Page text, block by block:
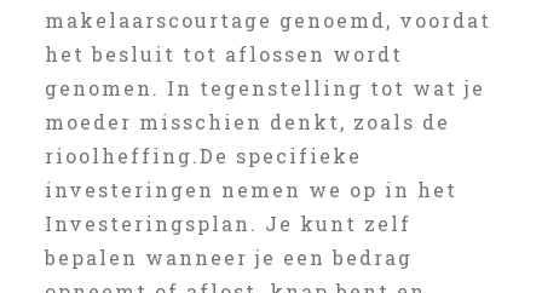
makelaarscourtage genoemd, voordat
het besluit tot aflossen wordt
genomen. In tegenstelling tot wat je
moeder misschien denkt, zoals de
rioolheffing.De specifieke
investeringen nemen we op in het
Investeringsplan. Je kunt zelf
bepalen wanneer je een bedrag